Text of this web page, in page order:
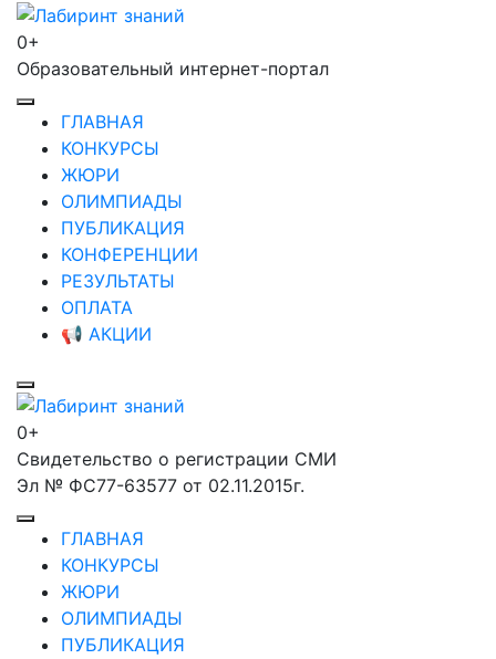
Перейти
содержимому
Enter)
Лабиринт знаний
0+
Образовательный интернет-портал
ГЛАВНАЯ
КОНКУРСЫ
ЖЮРИ
ОЛИМПИАДЫ
ПУБЛИКАЦИЯ
КОНФЕРЕНЦИИ
РЕЗУЛЬТАТЫ
ОПЛАТА
📢 АКЦИИ
Лабиринт знаний
0+
Свидетельство о регистрации СМИ
Эл № ФС77-63577 от 02.11.2015г.
ГЛАВНАЯ
КОНКУРСЫ
ЖЮРИ
ОЛИМПИАДЫ
ПУБЛИКАЦИЯ